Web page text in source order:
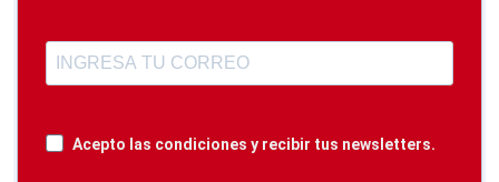
Acepto las condiciones y recibir tus newsletters.